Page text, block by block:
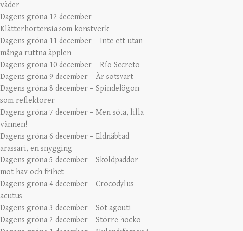
väder
Dagens gröna 12 december –
Klätterhortensia som konstverk
Dagens gröna 11 december – Inte ett utan
många ruttna äpplen
Dagens gröna 10 december – Río Secreto
Dagens gröna 9 december – Är sotsvart
Dagens gröna 8 december – Spindelögon
som reflektorer
Dagens gröna 7 december – Men söta, lilla
vännen!
Dagens gröna 6 december – Eldnäbbad
arassari, en snygging
Dagens gröna 5 december – Sköldpaddor
mot hav och frihet
Dagens gröna 4 december – Crocodylus
acutus
Dagens gröna 3 december – Söt agouti
Dagens gröna 2 december – Större hocko